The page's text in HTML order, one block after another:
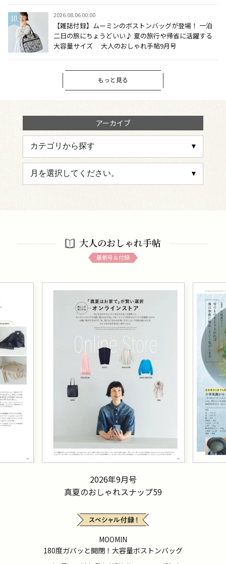
2026.08.06 00:00
【雑誌付録】ムーミンのボストンバッグが登場！ 一泊
二日の旅にちょうどいい♪ 夏の旅行や帰省に活躍する
大容量サイズ 大人のおしゃれ手帖9月号
もっと見る
アーカイブ
大人のおしゃれ手帖
最新号＆付録
2026年9月号
真夏のおしゃれスナップ59
MOOMIN
180度ガバッと開閉！大容量ボストンバッグ